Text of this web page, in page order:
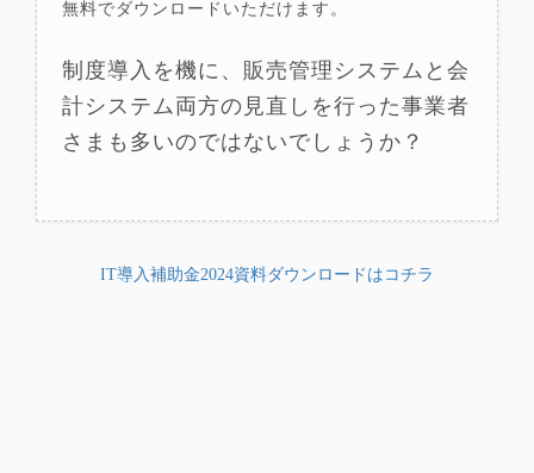
無料でダウンロードいただけます。
制度導入を機に、販売管理システムと会
計システム両方の見直しを行った事業者
さまも多いのではないでしょうか？
IT導入補助金2024資料ダウンロードはコチラ